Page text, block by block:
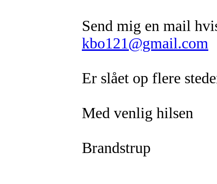
Send mig en mail
kbo121@gmail.com
Er slået op flere
Med venlig hilsen
Brandstrup